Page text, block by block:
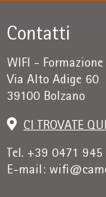
Contatti
WIFI -
Via Alto Adige 60
39100 Bolzano
CI TROVATE QUI
Tel. +39 0471
E-mail: